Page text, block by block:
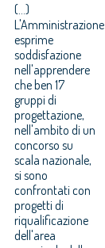
(...)
L'Amministrazione
esprime
soddisfazione
nell'apprendere
che ben 17
gruppi di
progettazione,
nell'ambito di un
concorso su
scala nazionale,
si sono
confrontati con
progetti di
riqualificazione
dell'area